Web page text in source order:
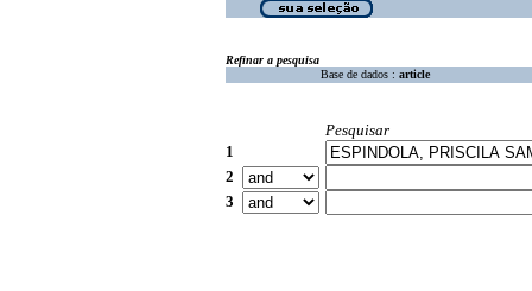
Refinar a pesquisa
Base de dados : article
Pesquisar
1
2
3